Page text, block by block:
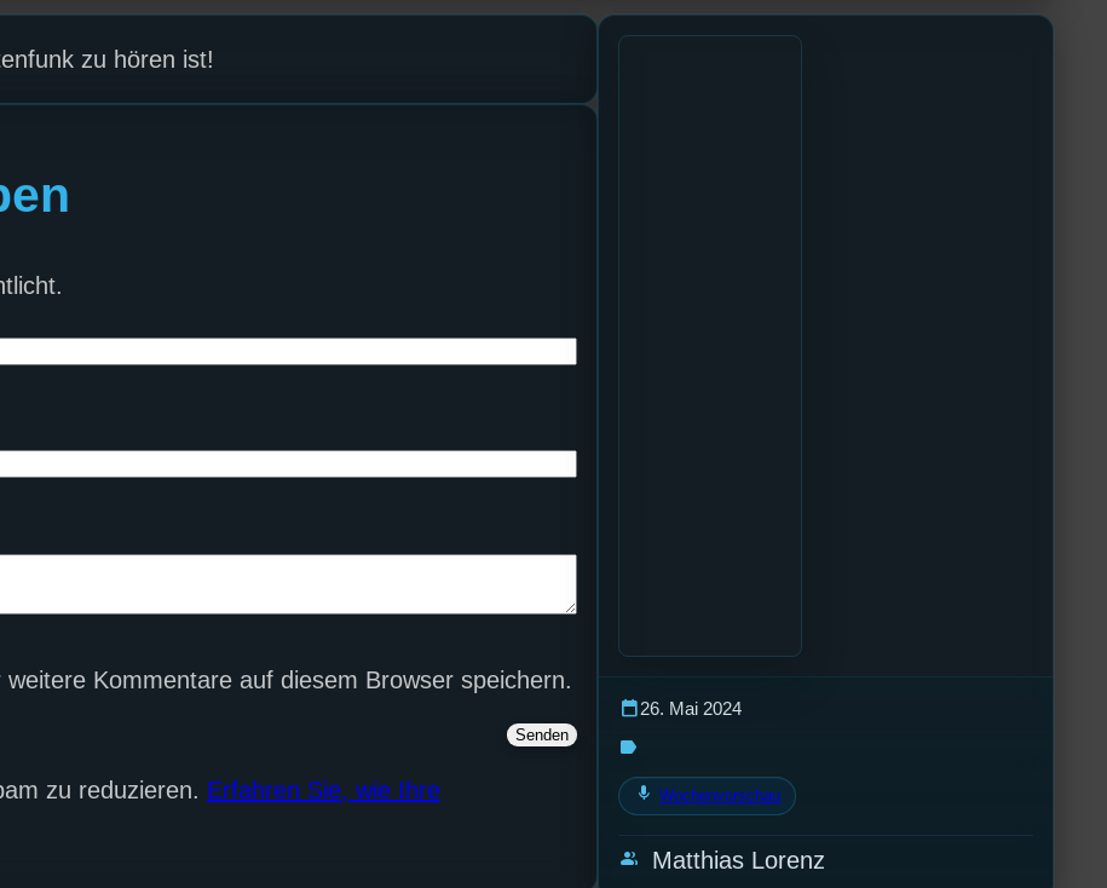
zu hören ist!
Kommentare auf diesem Browser speichern.
zu reduzieren. Erfahren Sie, wie Ihre
calendar_today26. Mai 2024
label
mic Wochenvorschau
group Matthias Lorenz